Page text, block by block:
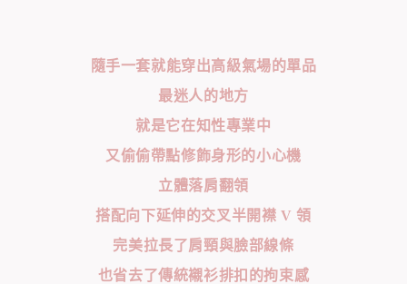
隨手一套就能穿出高級氣場的單品
最迷人的地方
就是它在知性專業中
又偷偷帶點修飾身形的小心機
立體落肩翻領
搭配向下延伸的交叉半開襟 V 領
完美拉長了肩頸與臉部線條
也省去了傳統襯衫排扣的拘束感